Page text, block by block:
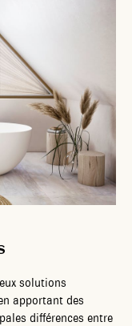
solutions
apportant des
différences entre